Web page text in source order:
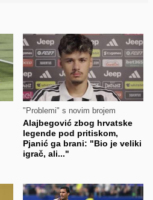
"Problemi" s novim brojem
Alajbegović zbog hrvatske
legende pod pritiskom,
Pjanić ga brani: "Bio je veliki
igrač, ali..."